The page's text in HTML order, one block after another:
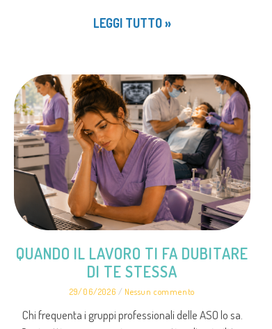
LEGGI TUTTO »
QUANDO IL LAVORO TI FA DUBITARE
DI TE STESSA
29/06/2026 Nessun commento
Chi frequenta i gruppi professionali delle ASO lo sa.